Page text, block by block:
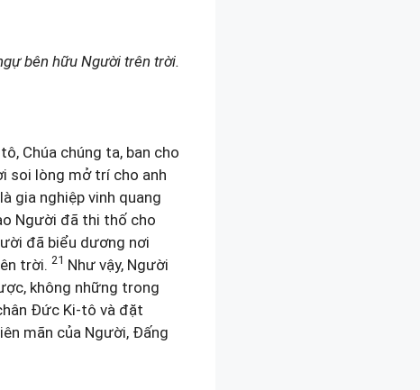
bên hữu Người trên trời.
Chúa chúng ta, ban cho
soi lòng mở trí cho anh
gia nghiệp vinh quang
Người đã thi thố cho
đã biểu dương nơi
trời. 21 Như vậy, Người
không những trong
Đức Ki-tô và đặt
mãn của Người, Đấng